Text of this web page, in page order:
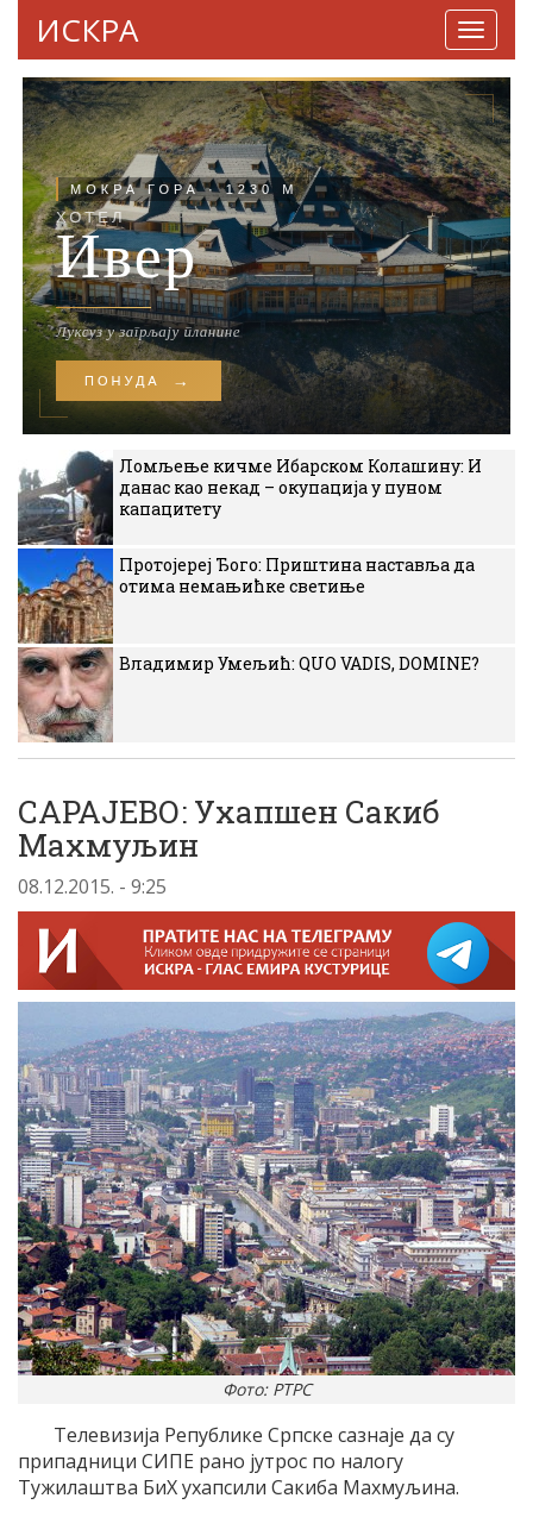
ИСКРА
Ломљење кичме Ибарском Колашину: И
данас као некад – окупација у пуном
капацитету
Протојереј Ђого: Приштина наставља да
отима немањићке светиње
Владимир Умељић: QUO VADIS, DOMINE?
САРАЈЕВО: Ухапшен Сакиб
Махмуљин
08.12.2015. - 9:25
Фото: РТРС
Телевизија Републике Српске сазнаје да су
припадници СИПЕ рано јутрос по налогу
Тужилаштва БиХ ухапсили Сакиба Махмуљина.